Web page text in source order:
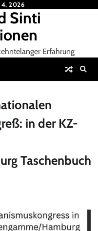
4, 2026
Sinti
Erfahrung
in der KZ-
Taschenbuch